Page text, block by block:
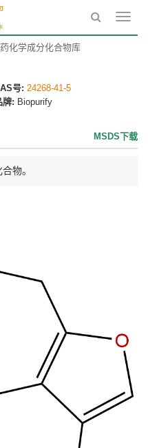
化学成分化合物库
号: 24268-41-5
牌: Biopurify
MSDS下载
物。